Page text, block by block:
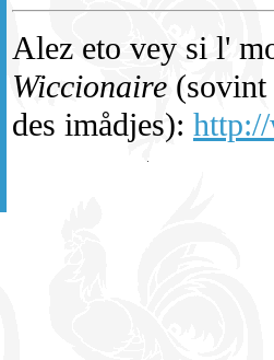
Alez eto vey si l'
Wiccionaire (sovint
des imådjes):